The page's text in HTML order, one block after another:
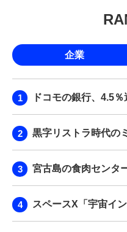
企業
ドコモの銀行、4.5
黒字リストラ時代の
宮古島の食肉センタ
スペースX「宇宙イ